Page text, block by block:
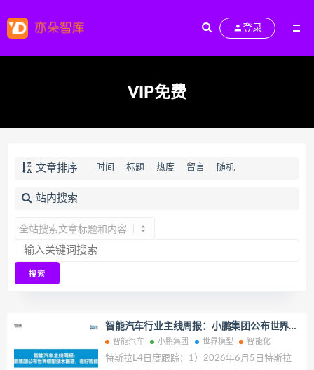
登录
VIP免费
文章排序 时间 标题 热度 留言 随机
站内搜索
智能汽车行业主线周报：小鹏集团公布世界模
型技术图谱，看好智能化
智能汽车 小鹏集团 世界模型 智能化
特斯拉L4日度跟踪：1）2026年6月5日特斯拉